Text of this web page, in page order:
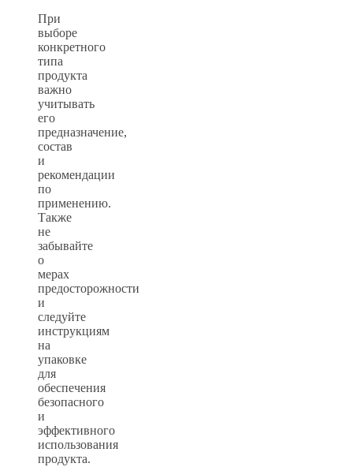
При
выборе
конкретного
типа
продукта
важно
учитывать
его
предназначение,
состав
и
рекомендации
по
применению.
Также
не
забывайте
о
мерах
предосторожности
и
следуйте
инструкциям
на
упаковке
для
обеспечения
безопасного
и
эффективного
использования
продукта.